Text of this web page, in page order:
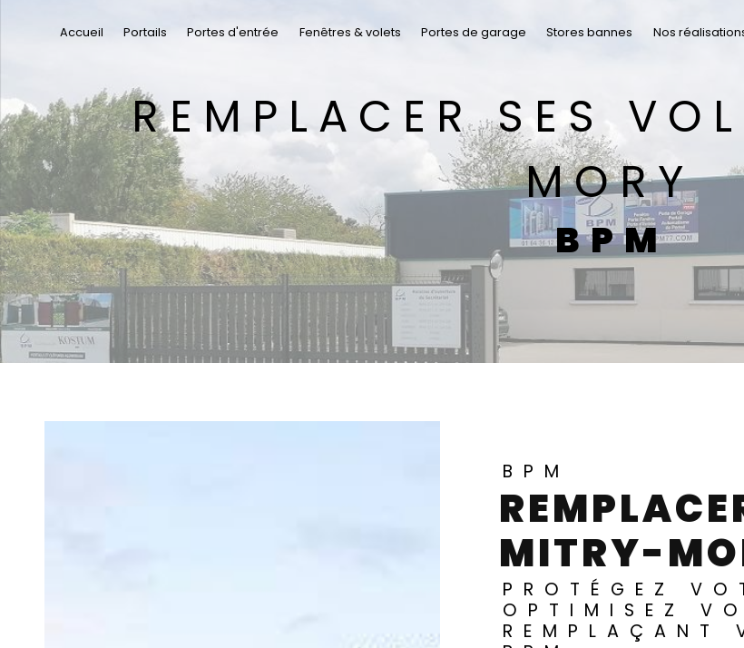
Accueil Portails Portes d'entrée Fenêtres & volets Portes de garage Stores bannes Nos
REMPLACER SES VOLETS MITRY-
MORY
BPM
BPM
REMPLACER SES VOLETS À
MITRY-
PROTÉGEZ VOTRE HABITAT ET
OPTIMISEZ
REMPLAÇANT